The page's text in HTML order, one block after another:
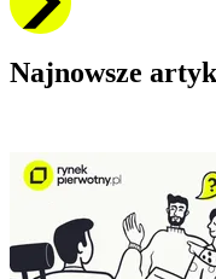
Najnowsze